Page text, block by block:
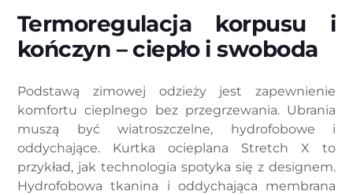
Termoregulacja korpusu i
kończyn – ciepło i swoboda
Podstawą zimowej odzieży jest zapewnienie
komfortu cieplnego bez przegrzewania. Ubrania
muszą być wiatroszczelne, hydrofobowe i
oddychające. Kurtka ocieplana Stretch X to
przykład, jak technologia spotyka się z designem.
Hydrofobowa tkanina i oddychająca membrana